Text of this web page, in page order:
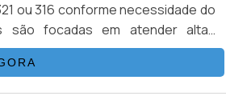
ou 316 conforme necessidade do
são focadas em atender altas
de R1 até R16 e DIN EN856.